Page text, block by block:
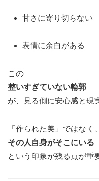
甘さに寄り切らない
表情に余白がある
この
整いすぎていない輪郭
が、見る側に安心感と現
「作られた美」ではなく、
その人自身がそこにいる
という印象が残る点が重